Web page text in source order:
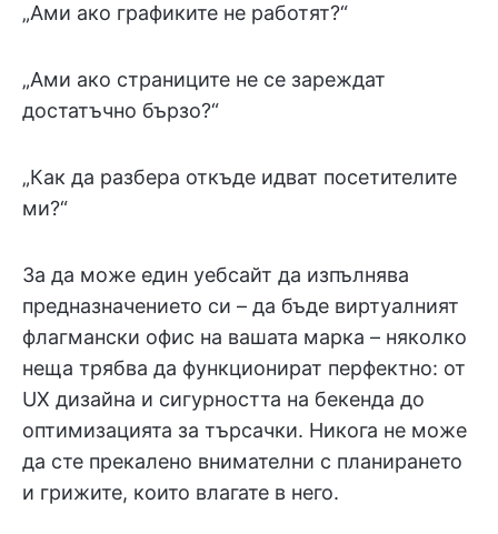
„Ами ако графиките не работят?“
„Ами ако страниците не се зареждат
достатъчно бързо?“
„Как да разбера откъде идват посетителите
ми?“
За да може един уебсайт да изпълнява
предназначението си – да бъде виртуалният
флагмански офис на вашата марка – няколко
неща трябва да функционират перфектно: от
UX дизайна и сигурността на бекенда до
оптимизацията за търсачки. Никога не може
да сте прекалено внимателни с планирането
и грижите, които влагате в него.